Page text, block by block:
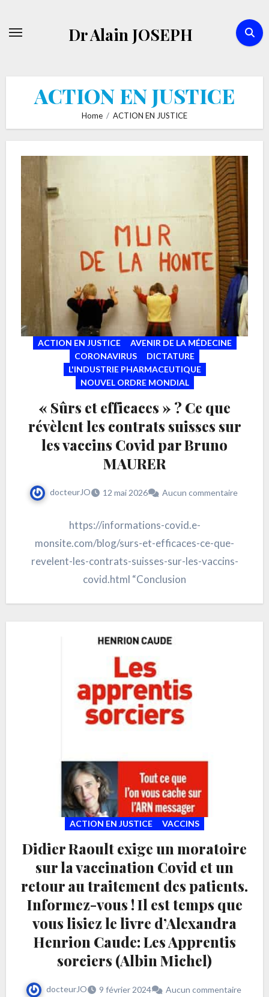
Dr Alain JOSEPH
ACTION EN JUSTICE
Home ACTION EN JUSTICE
ACTION EN JUSTICE
AVENIR DE LA MÉDECINE
CORONAVIRUS
DICTATURE
L'INDUSTRIE PHARMACEUTIQUE
NOUVEL ORDRE MONDIAL
« Sûrs et efficaces » ? Ce que
révèlent les contrats suisses sur
les vaccins Covid par Bruno
MAURER
docteurJO 12 mai 2026 Aucun commentaire
https://informations-covid.e-
monsite.com/blog/surs-et-efficaces-ce-que-
revelent-les-contrats-suisses-sur-les-vaccins-
covid.html “Conclusion
ACTION EN JUSTICE VACCINS
Didier Raoult exige un moratoire
sur la vaccination Covid et un
retour au traitement des patients.
Informez-vous ! Il est temps que
vous lisiez le livre d’Alexandra
Henrion Caude: Les Apprentis
sorciers (Albin Michel)
docteurJO 9 février 2024 Aucun commentaire